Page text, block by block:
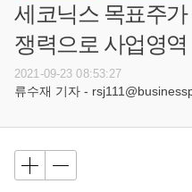
세코닉스 목표주
쟁력으로 사업영역
2021-09-23 08:53:27
류수재 기자 -